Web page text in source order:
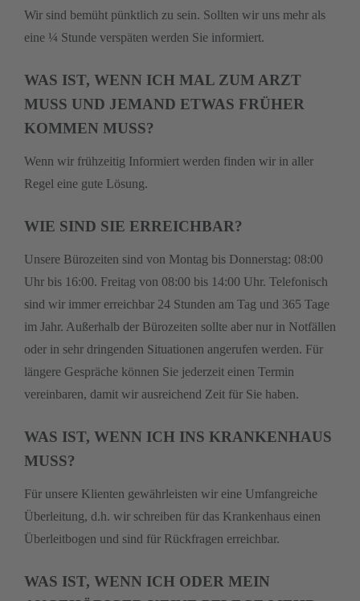
Wir sind bemüht pünktlich zu sein. Sollten wir uns mehr als
eine ¼ Stunde verspäten werden Sie informiert.
WAS IST, WENN ICH MAL ZUM ARZT
MUSS UND JEMAND ETWAS FRÜHER
KOMMEN MUSS?
Wenn wir frühzeitig Informiert werden finden wir in aller
Regel eine gute Lösung.
WIE SIND SIE ERREICHBAR?
Unsere Bürozeiten sind von Montag bis Donnerstag: 08:00
Uhr bis 16:00. Freitag von 08:00 bis 14:00 Uhr. Telefonisch
sind wir immer erreichbar 24 Stunden am Tag und 365 Tage
im Jahr. Außerhalb der Bürozeiten sollte aber nur in Notfällen
oder in sehr dringenden Situationen angerufen werden. Für
längere Gespräche können Sie jederzeit einen Termin
vereinbaren, damit wir ausreichend Zeit für Sie haben.
WAS IST, WENN ICH INS KRANKENHAUS
MUSS?
Für unsere Klienten gewährleisten wir eine Umfangreiche
Überleitung, d.h. wir schreiben für das Krankenhaus einen
Überleitbogen und sind für Rückfragen erreichbar.
WAS IST, WENN ICH ODER MEIN